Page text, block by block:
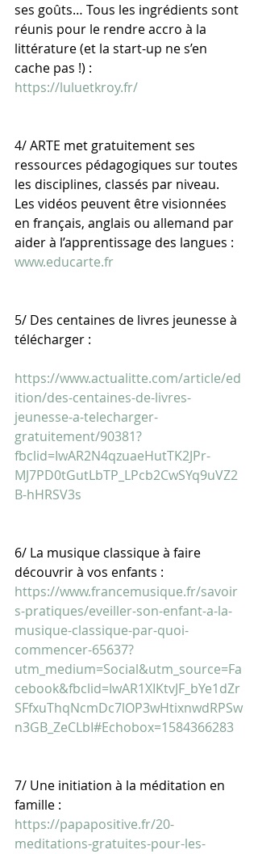
ses goûts… Tous les ingrédients sont
réunis pour le rendre accro à la
littérature (et la start-up ne s’en
cache pas !) :
https://luluetkroy.fr/
4/ ARTE met gratuitement ses
ressources pédagogiques sur toutes
les disciplines, classés par niveau.
Les vidéos peuvent être visionnées
en français, anglais ou allemand par
aider à l’apprentissage des langues :
www.educarte.fr
5/ Des centaines de livres jeunesse à
télécharger :
https://www.actualitte.com/article/ed
ition/des-centaines-de-livres-
jeunesse-a-telecharger-
gratuitement/90381?
fbclid=IwAR2N4qzuaeHutTK2JPr-
MJ7PD0tGutLbTP_LPcb2CwSYq9uVZ2
B-hHRSV3s
6/ La musique classique à faire
découvrir à vos enfants :
https://www.francemusique.fr/savoir
s-pratiques/eveiller-son-enfant-a-la-
musique-classique-par-quoi-
commencer-65637?
utm_medium=Social&utm_source=Fa
cebook&fbclid=IwAR1XIKtvJF_bYe1dZr
SFfxuThqNcmDc7lOP3wHtixnwdRPSw
n3GB_ZeCLbI#Echobox=1584366283
7/ Une initiation à la méditation en
famille :
https://papapositive.fr/20-
meditations-gratuites-pour-les-